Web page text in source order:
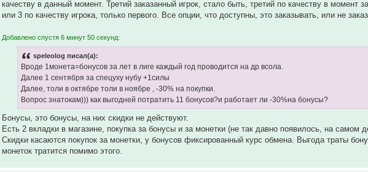
качеству в данный момент. Третий заказанный игрок, стало быть, третий по качеству в момент
или 3 по качеству игрока, только первого. Все опции, что доступны, это заказывать, или не
Добавлено спустя 6 минут 50 секунд:
speleolog писал(а):
Вроде 1монета=бонусов за лет в лиге каждый год проводится на др всола.
Далее 1 сентября за спецуху нубу +1силы
Далее, толи в октябре толи в ноябре , -30% на покупки.
Вопрос знатокам))) как выгодней потратить 11 бонусов?и работает ли -30%на бонусы?
Бонусы, это бонусы, на них скидки не действуют.
Есть 2 вкладки в магазине, покупка за бонусы и за монетки (не так давно появилось, на
Скидки касаются покупок за монетки, у бонусов фиксированный курс обмена. Выгода траты
монеток тратится помимо этого.